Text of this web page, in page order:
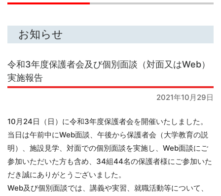
お知らせ
令和3年度保護者会及び個別面談（対面又はWeb）
実施報告
2021年10月29日
10月24日（日）に令和3年度保護者会を開催いたしました。
当日は午前中にWeb面談、午後から保護者会（大学教育の説
明）、施設見学、対面での個別面談を実施し、Web面談にご
参加いただいた方も含め、34組44名の保護者様にご参加いた
だき誠にありがとうございました。
Web及び個別面談では、講義や実習、就職活動等について、